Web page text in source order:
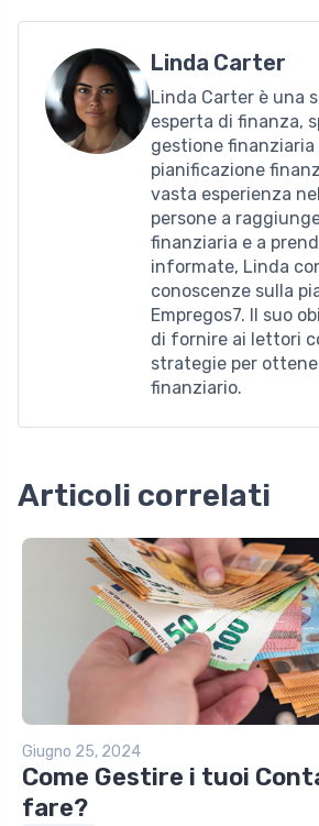
Linda Carter
Linda Carter è una
esperta di finanza,
gestione finanziaria
pianificazione
vasta esperienza
persone a
finanziaria e a
informate, Linda
conoscenze sulla
Empregos7. Il suo
di fornire ai lettori
strategie per
finanziario.
Articoli correlati
Giugno 25, 2024
Come Gestire i tuoi
fare?